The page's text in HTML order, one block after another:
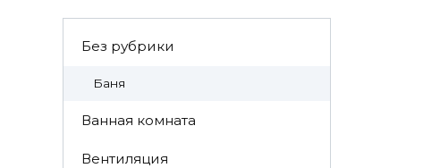
Без рубрики
Баня
Ванная комната
Вентиляция